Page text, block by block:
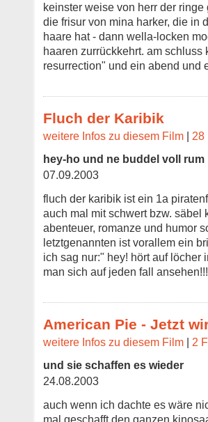
keinster weise von herr der
die frisur von mina harker, die in
haare hat - dann wella-locken
haaren zurrückkehrt. am
resurrection" und ein abend und
Fluch der Karibik
weitere Infos zu diesem Film | 28
hey-ho und ne buddel voll rum
07.09.2003
fluch der karibik ist ein 1a
auch mal mit schwert bzw. säbel
abenteuer, romanze und humor
letztgenannten ist vorallem ein
ich sag nur:" hey! hört auf
man sich auf jeden fall ansehen!!!
American Pie - Jetzt
weitere Infos zu diesem Film | 2
und sie schaffen es wieder
24.08.2003
auch wenn ich dachte es wäre
mal geschafft den ganzen